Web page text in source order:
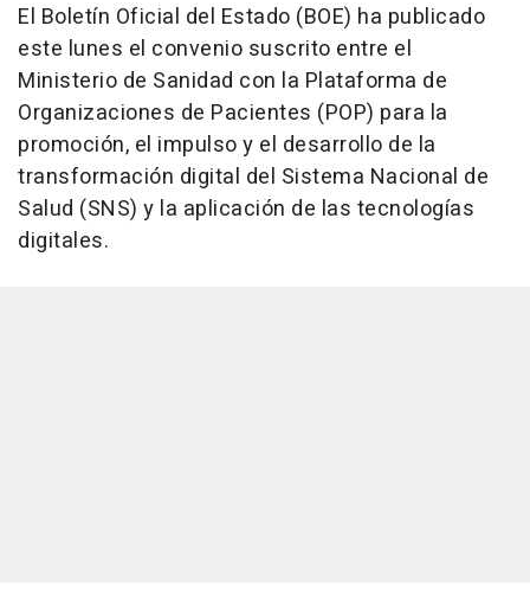
El Boletín Oficial del Estado (BOE) ha publicado
este lunes el convenio suscrito entre el
Ministerio de Sanidad con la Plataforma de
Organizaciones de Pacientes (POP) para la
promoción, el impulso y el desarrollo de la
transformación digital del Sistema Nacional de
Salud (SNS) y la aplicación de las tecnologías
digitales.